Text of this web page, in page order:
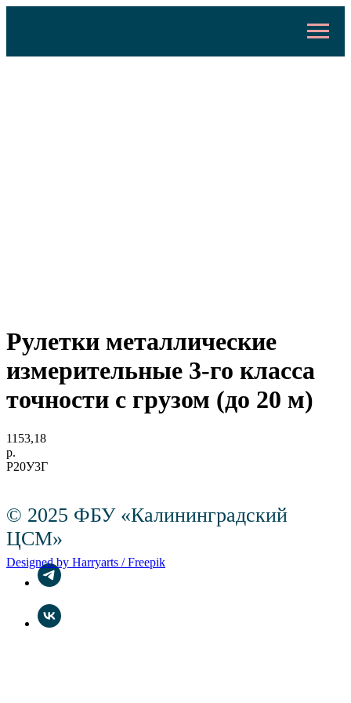
Рулетки металлические
измерительные 3-го класса
точности с грузом (до 20 м)
1153,18
р.
Р20У3Г
© 2025 ФБУ «Калининградский
ЦСМ»
Designed by Harryarts / Freepik